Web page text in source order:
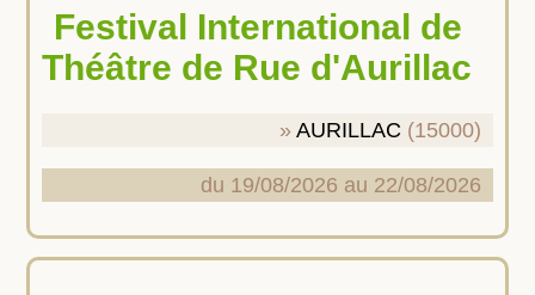
Festival International de
Théâtre de Rue d'Aurillac
AURILLAC (15000)
du 19/08/2026 au 22/08/2026